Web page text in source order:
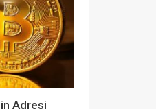
Adresi